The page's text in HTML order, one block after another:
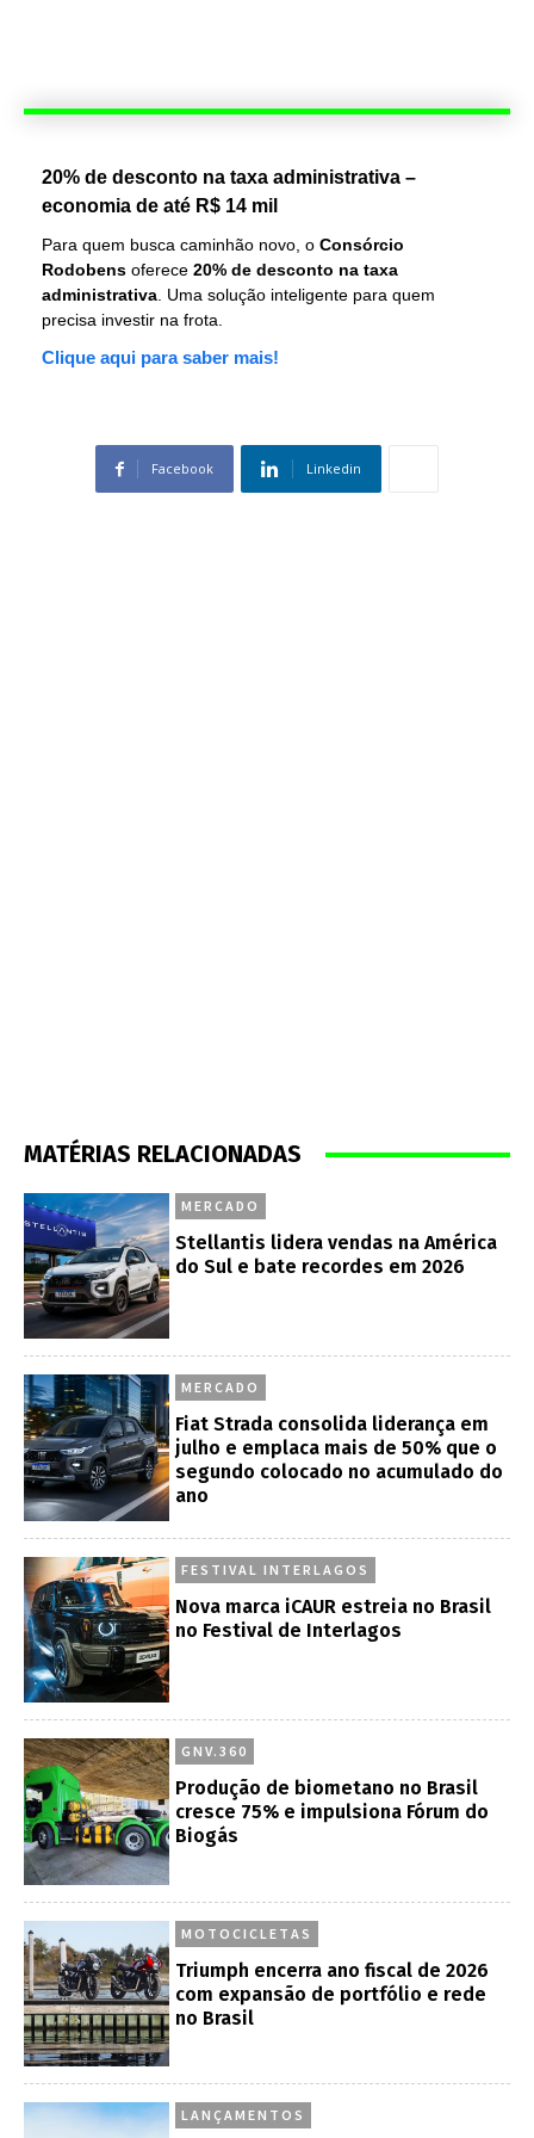
20% de desconto na taxa administrativa –
economia de até R$ 14 mil
Para quem busca caminhão novo, o Consórcio
Rodobens oferece 20% de desconto na taxa
administrativa . Uma solução inteligente para quem
precisa investir na frota.
Clique aqui para saber mais!
Facebook Linkedin
MATÉRIAS RELACIONADAS
MERCADO
Stellantis lidera vendas na América
do Sul e bate recordes em 2026
MERCADO
Fiat Strada consolida liderança em
julho e emplaca mais de 50% que o
segundo colocado no acumulado do
ano
FESTIVAL INTERLAGOS
Nova marca iCAUR estreia no Brasil
no Festival de Interlagos
GNV.360
Produção de biometano no Brasil
cresce 75% e impulsiona Fórum do
Biogás
MOTOCICLETAS
Triumph encerra ano fiscal de 2026
com expansão de portfólio e rede
no Brasil
LANÇAMENTOS